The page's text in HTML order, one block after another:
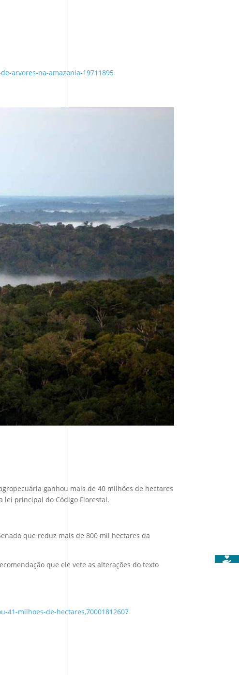
arvores-na-amazonia-19711895
ganhou mais de 40 milhões de hectares
lei principal do Código Florestal.
que reduz mais de 800 mil hectares da
que ele vete as alterações do texto
milhoes-de-hectares,70001812607